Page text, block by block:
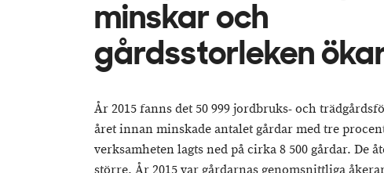
minskar och
gårdsstorleken
År 2015 fanns det 50 999 jordbruks- och
året innan minskade antalet gårdar med tre
verksamheten lagts ned på cirka 8 500 gårdar. De